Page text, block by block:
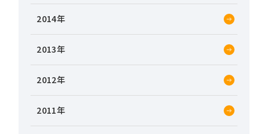
2014
2013
2012
2011